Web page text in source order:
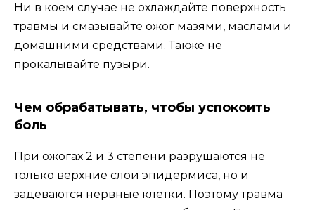
Ни в коем случае не охлаждайте поверхность
травмы и смазывайте ожог мазями, маслами и
домашними средствами. Также не
прокалывайте пузыри.
Чем обрабатывать, чтобы успокоить
боль
При ожогах 2 и 3 степени разрушаются не
только верхние слои эпидермиса, но и
задеваются нервные клетки. Поэтому травма